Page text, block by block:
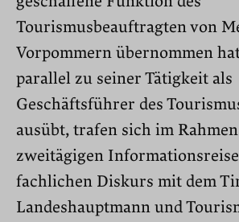
Tourismusbeauftragten von
Vorpommern übernommen
parallel zu seiner Tätigkeit als
Geschäftsführer des
ausübt, trafen sich im
zweitägigen
fachlichen Diskurs mit dem
Landeshauptmann und